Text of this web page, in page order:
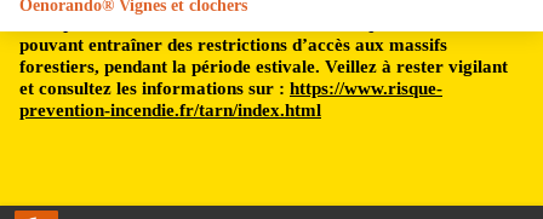
pouvant entraîner des restrictions d’accès aux massifs
forestiers, pendant la période estivale. Veillez à rester vigilant
et consultez les informations sur : https://www.risque-
prevention-incendie.fr/tarn/index.html
Oenorando® Vignes et clochers